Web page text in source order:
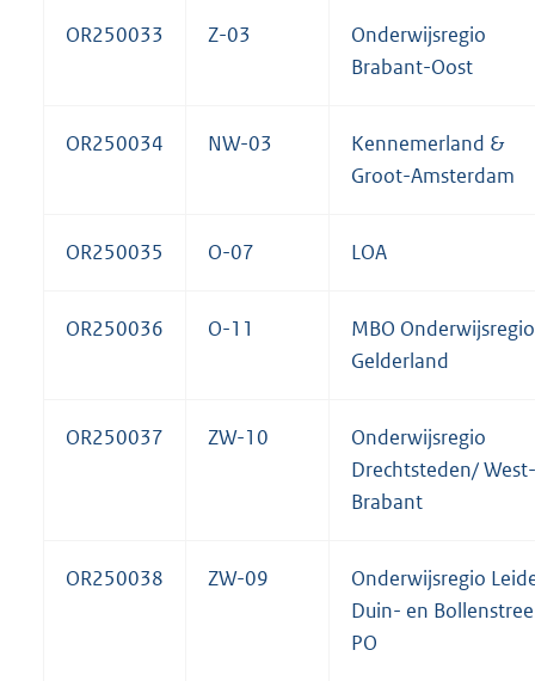
OR250033 Z-03
Onderwijsregio
Brabant-Oost
OR250034 NW-03
Kennemerland &
Groot-Amsterdam
OR250035 O-07 LOA
OR250036 O-11
MBO Onderwijsregio
Gelderland
OR250037 ZW-10
Onderwijsregio
Drechtsteden/ West-
Brabant
OR250038 ZW-09
Onderwijsregio
Duin- en
PO